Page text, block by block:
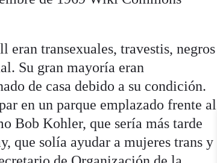
eran transexuales, travestis, negros
Su gran mayoría eran
de casa debido a su condición.
en un parque emplazado frente al
Bob Kohler, que sería más tarde
que solía ayudar a mujeres trans y